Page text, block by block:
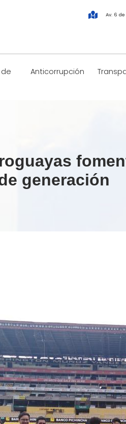
Av. 6
Anticorrupción
generación